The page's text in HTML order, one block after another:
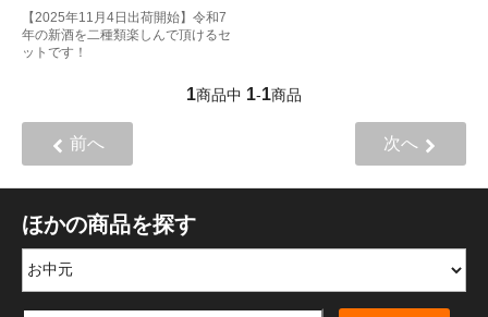
【2025年11月4日出荷開始】令和7
年の新酒を二種類楽しんで頂けるセ
ットです！
1商品中 1-1商品
前へ 次へ
ほかの商品を探す